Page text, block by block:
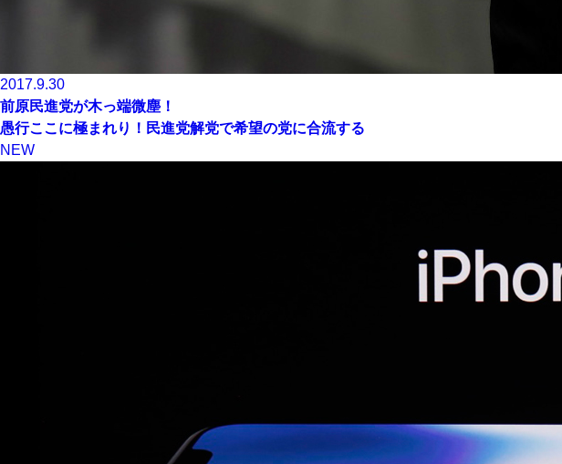
2017.9.30
前原民進党が木っ端微塵！
愚行ここに極まれり！民進党解党で希望の党に合流する
NEW